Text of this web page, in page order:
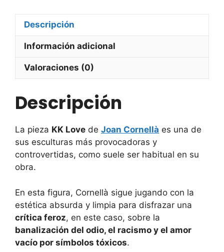
Descripción
Información adicional
Valoraciones (0)
Descripción
La pieza KK Love de Joan Cornellà es una de
sus esculturas más provocadoras y
controvertidas, como suele ser habitual en su
obra.
En esta figura, Cornellà sigue jugando con la
estética absurda y limpia para disfrazar una
crítica feroz, en este caso, sobre la
banalización del odio, el racismo y el amor
vacío por símbolos tóxicos.